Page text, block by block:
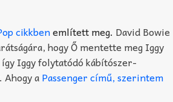
cikkbenemlített meg. David Bowie
hogy Ő mentette meg Iggy
Iggy folytatódó kábítószer-
aPassenger című, szerintem